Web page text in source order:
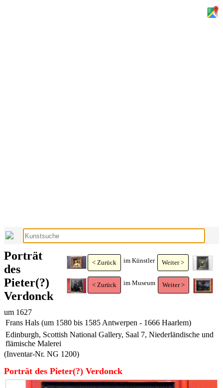
< Zurück im Künstler Weiter >
< Zurück im Museum Weiter >
Porträt
des
Pieter(?)
Verdonck
um 1627
Frans Hals (um 1580 bis 1585 Antwerpen - 1666 Haarlem)
Edinburgh, Scottish National Gallery, Saal 7, Niederländische und
flämische Malerei
(Inventar-Nr. NG 1200)
Porträt des Pieter(?) Verdonck